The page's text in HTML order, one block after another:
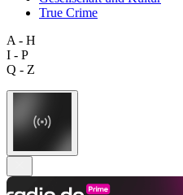
True Crime
A - H
I - P
Q - Z